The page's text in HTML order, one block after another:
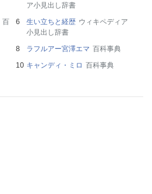
ア小見出し辞書
百
生い立ちと経歴 ウィキペディア
小見出し辞書
ラフルアー宮澤エマ 百科事典
キャンディ・ミロ 百科事典